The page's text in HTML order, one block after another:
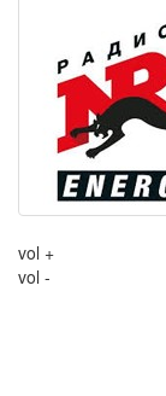
vol +
vol -